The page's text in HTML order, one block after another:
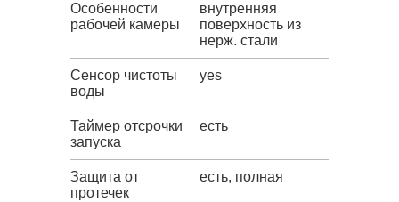
Особенности
рабочей камеры
внутренняя
поверхность из
нерж. стали
Сенсор чистоты
воды
yes
Таймер отсрочки
запуска
есть
Защита от
протечек
есть, полная